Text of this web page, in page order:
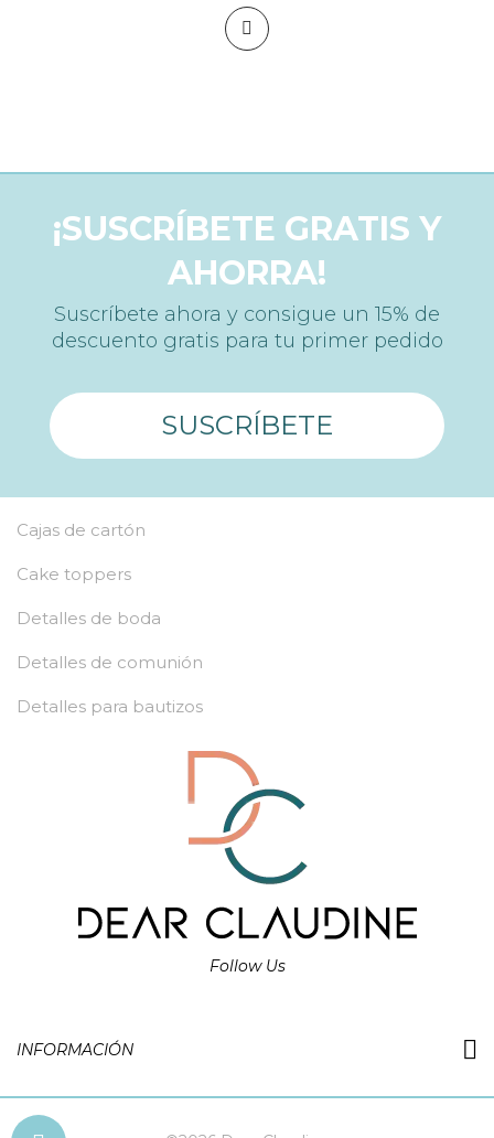
¡SUSCRÍBETE GRATIS Y
AHORRA!
Suscríbete ahora y consigue un 15% de
descuento gratis para tu primer pedido
SUSCRÍBETE
Cajas de cartón
Cake toppers
Detalles de boda
Detalles de comunión
Detalles para bautizos
Follow Us
INFORMACIÓN